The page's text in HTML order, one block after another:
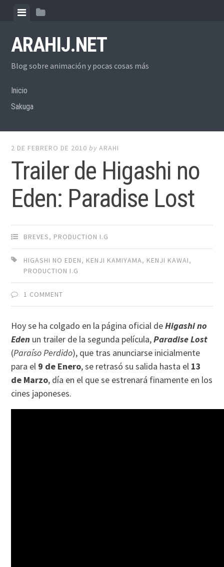
content
ViewView
ARAHIJ.NET
Blog sobre animación y pocas cosas más
Inicio
Sakuga
2 DE FEBRERO DE 2010 byARAHI
Trailer de Higashi no
Eden: Paradise Lost
BREVES, PRODUCTION I.G
HIGASHI NO EDEN, KENJI KAMIYAMA, KENJI KAWAI,
PRODUCTION I.G
1 COMMENT
Hoy se ha colgado en la página oficial deHigashi no
Eden un trailer de la segunda película,ParadiseLost
(Paraíso Perdido), que tras anunciarse inicialmente
para el 9 de Enero, se retrasó su salida hasta el 13
de Marzo, día en el que se estrenará finamente en los
cines japoneses.